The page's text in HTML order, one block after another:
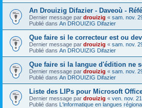
An Drouizig Difazier - Daveoù -
Dernier message par drouizig « sam. nov.
Publié dans An DROUIZIG Difazier
Que faire si le correcteur est ou
Dernier message par drouizig « sam. nov.
Publié dans An DROUIZIG Difazier
Que faire si la langue d'édition ne
Dernier message par drouizig « sam. nov.
Publié dans An DROUIZIG Difazier
Liste des LIPs pour Microsoft
Dernier message par drouizig « ven. nov.
Publié dans L'informatique en langues